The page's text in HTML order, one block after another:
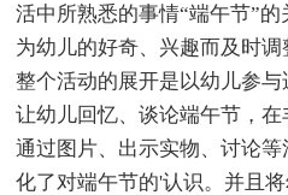
活中所熟悉的事情“端午节”
为幼儿的好奇、兴趣而及时调
整个活动的展开是以幼儿参
让幼儿回忆、谈论端午节，在
通过图片、出示实物、讨论
化了对端午节的'认识。并且